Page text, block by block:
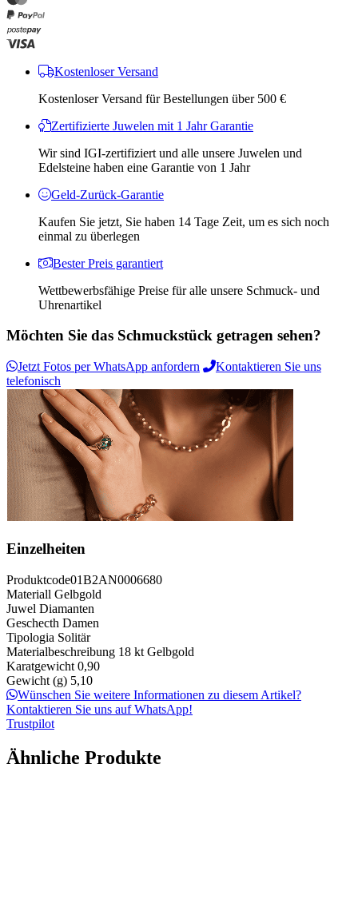
Kostenloser Versand
Kostenloser Versand für Bestellungen über 500 €
Zertifizierte Juwelen mit 1 Jahr Garantie
Wir sind IGI-zertifiziert und alle unsere Juwelen und
Edelsteine ​​haben eine Garantie von 1 Jahr
Geld-Zurück-Garantie
Kaufen Sie jetzt, Sie haben 14 Tage Zeit, um es sich noch
einmal zu überlegen
Bester Preis garantiert
Wettbewerbsfähige Preise für alle unsere Schmuck- und
Uhrenartikel
Möchten Sie das Schmuckstück getragen sehen?
Jetzt Fotos per WhatsApp anfordern
Kontaktieren Sie uns
telefonisch
Einzelheiten
Produktcode01B2AN0006680
Materiall Gelbgold
Juwel Diamanten
Geschecth Damen
Tipologia Solitär
Materialbeschreibung 18 kt Gelbgold
Karatgewicht 0,90
Gewicht (g) 5,10
Wünschen Sie weitere Informationen zu diesem Artikel?
Kontaktieren Sie uns auf WhatsApp!
Trustpilot
Ähnliche Produkte